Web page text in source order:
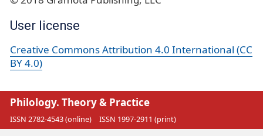
User license
Creative Commons Attribution 4.0 International (CC
BY 4.0)
Philology. Theory & Practice
ISSN 2782-4543 (online) ISSN 1997-2911 (print)